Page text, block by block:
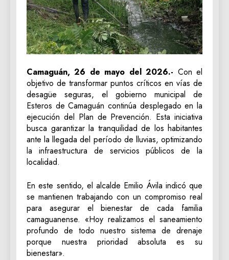
Camaguán, 26 de mayo del 2026.- Con el
objetivo de transformar puntos críticos en vías de
desagüe seguras, el gobierno municipal de
Esteros de Camaguán continúa desplegado en la
ejecución del Plan de Prevención. Esta iniciativa
busca garantizar la tranquilidad de los habitantes
ante la llegada del período de lluvias, optimizando
la infraestructura de servicios públicos de la
localidad.
En este sentido, el alcalde Emilio Ávila indicó que
se mantienen trabajando con un compromiso real
para asegurar el bienestar de cada familia
camaguanense. «Hoy realizamos el saneamiento
profundo de todo nuestro sistema de drenaje
porque nuestra prioridad absoluta es su
bienestar».